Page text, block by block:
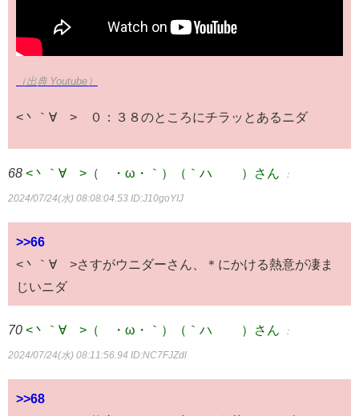
（出典 Youtube）
<丶｀∀´> ０：３８のところにチラッとあるニダ
68 <丶｀∀´>（´・ω・｀）（｀ハ´ ）さん ：
2024/07/24(水) 08:08:04.53 ID:J10goYIJ
>>66
<丶｀∀´>さすがウニダーさん、＊にかける熱意が凄ま
じいニダ
70 <丶｀∀´>（´・ω・｀）（｀ハ´ ）さん ：
2024/07/24(水) 08:11:56.94 ID:NC7FJZdl
>>68